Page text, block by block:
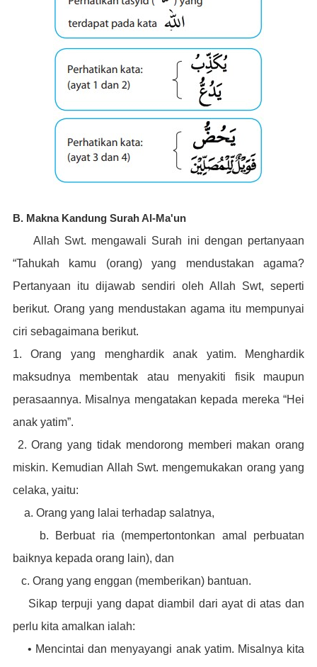
B. Makna Kandung Surah Al-Ma'un
Allah Swt. mengawali Surah ini dengan pertanyaan
“Tahukah kamu (orang) yang mendustakan agama?
Pertanyaan itu dijawab sendiri oleh Allah Swt, seperti
berikut. Orang yang mendustakan agama itu mempunyai
ciri sebagaimana berikut.
1. Orang yang menghardik anak yatim. Menghardik
maksudnya membentak atau menyakiti fisik maupun
perasaannya. Misalnya mengatakan kepada mereka “Hei
anak yatim”.
2. Orang yang tidak mendorong memberi makan orang
miskin. Kemudian Allah Swt. mengemukakan orang yang
celaka, yaitu:
a. Orang yang lalai terhadap salatnya,
b. Berbuat ria (mempertontonkan amal perbuatan
baiknya kepada orang lain), dan
c. Orang yang enggan (memberikan) bantuan.
Sikap terpuji yang dapat diambil dari ayat di atas dan
perlu kita amalkan ialah:
• Mencintai dan menyayangi anak yatim. Misalnya kita